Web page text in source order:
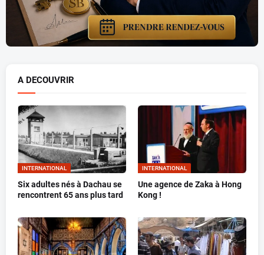
A DECOUVRIR
INTERNATIONAL
Six adultes nés à Dachau se
rencontrent 65 ans plus tard
INTERNATIONAL
Une agence de Zaka à Hong
Kong !